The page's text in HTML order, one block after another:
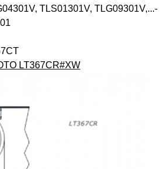
TLS01301V, TLG09301V,...-
LT367CR#XW